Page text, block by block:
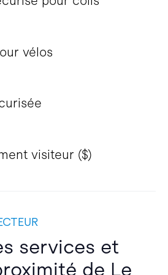
vélos
visiteur ($)
services et
de Le